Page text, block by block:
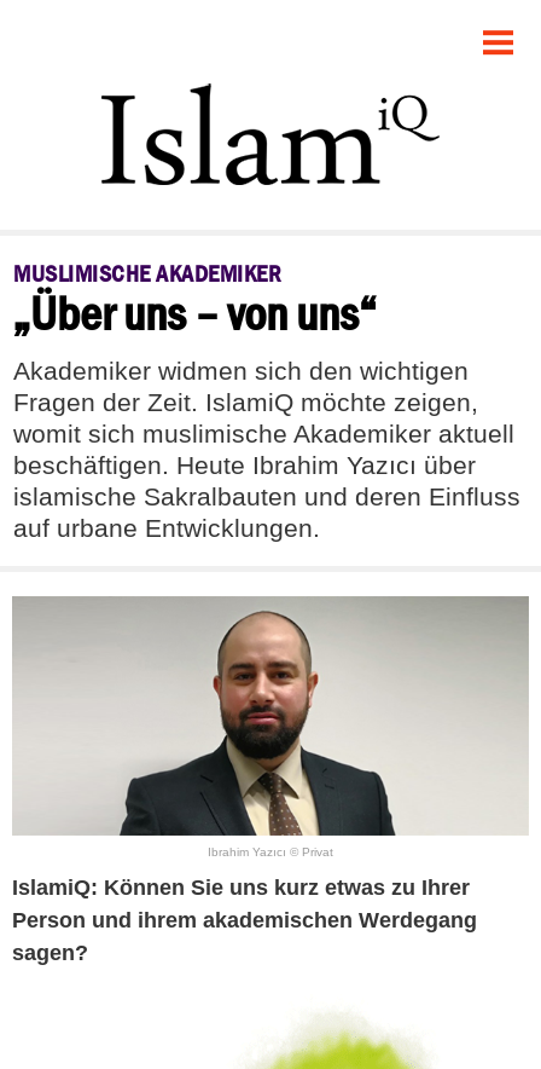
POLITIK
FEUILLETON
PANORAMA
RECHT
DEBATTE
MUSLIMISCHE AKADEMIKER
„Über uns – von uns“
Akademiker widmen sich den wichtigen
Fragen der Zeit. IslamiQ möchte zeigen,
womit sich muslimische Akademiker aktuell
beschäftigen. Heute Ibrahim Yazıcı über
islamische Sakralbauten und deren Einfluss
auf urbane Entwicklungen.
Ibrahim Yazıcı © Privat
IslamiQ: Können Sie uns kurz etwas zu Ihrer
Person und ihrem akademischen Werdegang
sagen?